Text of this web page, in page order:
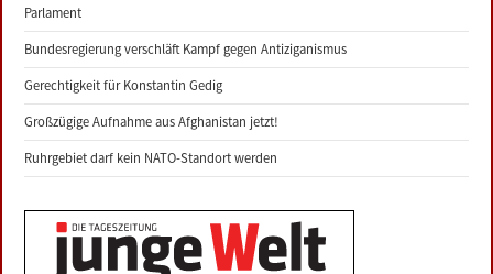
Parlament
Bundesregierung verschläft Kampf gegen Antiziganismus
Gerechtigkeit für Konstantin Gedig
Großzügige Aufnahme aus Afghanistan jetzt!
Ruhrgebiet darf kein NATO-Standort werden